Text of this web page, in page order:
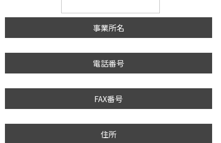
事業所名
電話番号
FAX番号
住所